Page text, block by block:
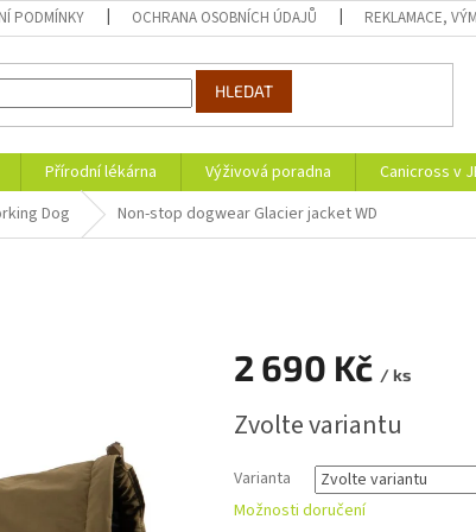
PODMÍNKY OCHRANA OSOBNÍCH ÚDAJŮ REKLAMACE,
HLEDAT
Přírodní lékárna Výživová poradna Canicross v
Dog Non-stop dogwear Glacier jacket WD
2 690 Kč / ks
cena:
Zvolte variantu
Varianta
Možnosti doručení